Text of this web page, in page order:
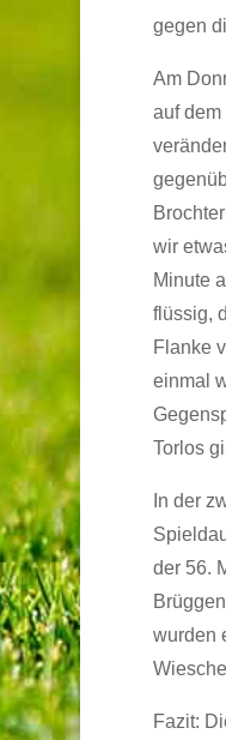
gegen
Am
auf
wir
Minute
flüssig,
Flanke
einmal
Torlos
In der
der 56.
wurden
Fazit: